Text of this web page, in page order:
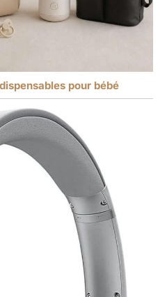
pour bébé